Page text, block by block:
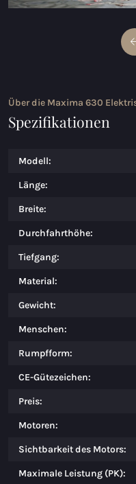
Maxima 750 Flying Lounge
Über die Maxima 630
Spezifikationen
Modell:
Länge:
Breite:
Durchfahrthöhe:
Tiefgang:
Material:
Gewicht:
Menschen:
Rumpfform:
CE-Gütezeichen:
Preis:
Motoren:
Sichtbarkeit des Motors:
Maximale Leistung (PK):